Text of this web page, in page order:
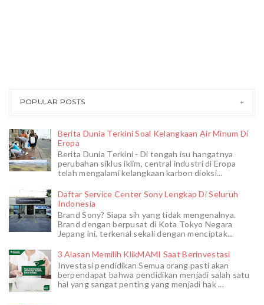
POPULAR POSTS
Berita Dunia Terkini Soal Kelangkaan Air Minum Di
Eropa
Berita Dunia Terkini - Di tengah isu hangatnya
perubahan siklus iklim, central industri di Eropa
telah mengalami kelangkaan karbon dioksi...
Daftar Service Center Sony Lengkap Di Seluruh
Indonesia
Brand Sony? Siapa sih yang tidak mengenalnya.
Brand dengan berpusat di Kota Tokyo Negara
Jepang ini, terkenal sekali dengan menciptak...
3 Alasan Memilih KlikMAMI Saat Berinvestasi
Investasi pendidikan Semua orang pasti akan
berpendapat bahwa pendidikan menjadi salah satu
hal yang sangat penting yang menjadi hak ...